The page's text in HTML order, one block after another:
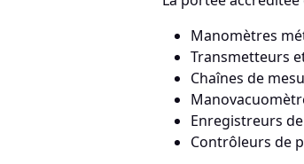
Manomètres
Transmetteurs
Chaînes de
Enregistreurs
Contrôleurs de